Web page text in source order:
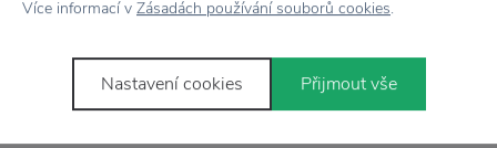
Vyrobeno
Více informací v Zásadách používání souborů cookies.
Nastavení cookies Přijmout vše